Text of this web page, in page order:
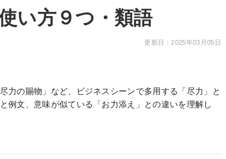
い方９つ・類語
更新日：2025年03月05日
力の賜物」など、ビジネスシーンで多用する「尽力」と
例文、意味が似ている「お力添え」との違いを理解し